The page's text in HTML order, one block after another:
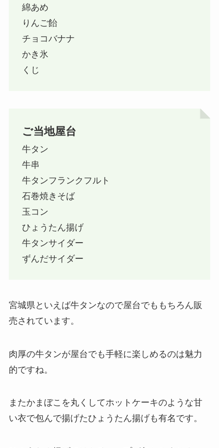
綿あめ
りんご飴
チョコバナナ
かき氷
くじ
ご当地屋台
牛タン
牛串
牛タンフランクフルト
石巻焼きそば
玉コン
ひょうたん揚げ
牛タンサイダー
ずんだサイダー
宮城県といえば牛タンなので屋台でももちろん販
売されています。
肉厚の牛タンが屋台でも手軽に楽しめるのは魅力
的ですね。
またかまぼこを丸くしてホットケーキのような甘
い衣で包んで揚げたひょうたん揚げも有名です。